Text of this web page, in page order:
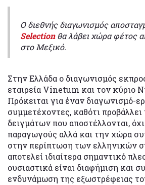
Ο διεθνής διαγωνισμός
Selectionθα λάβει χώρα φέτος
στο Μεξικό.
Στην Ελλάδα ο διαγωνισμός
εταιρεία Vinetum και τον κύριο
Πρόκειται για έναν διαγωνισμό-
συμμετέχοντες, καθότι
δειγμάτων που αποστέλλονται,
παραγωγούς αλλά και την χώρα
στην περίπτωση των ελληνικών
αποτελεί ιδιαίτερα σημαντικό
ουσιαστικά είναι διαφήμιση και
ενδυνάμωση της εξωστρέφειας